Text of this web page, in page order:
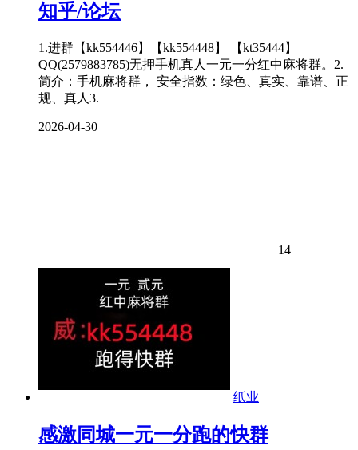
知乎/论坛
1.进群【kk554446】【kk554448】 【kt35444】
QQ(2579883785)无押手机真人一元一分红中麻将群。2.
简介：手机麻将群， 安全指数：绿色、真实、靠谱、正
规、真人3.
2026-04-30
14
纸业
感激同城一元一分跑的快群